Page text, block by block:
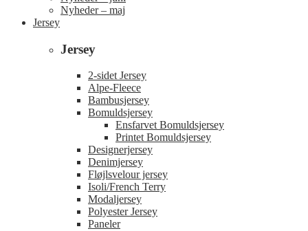
Nyheder – maj
Jersey
Jersey
2-sidet Jersey
Alpe-Fleece
Bambusjersey
Bomuldsjersey
Ensfarvet Bomuldsjersey
Printet Bomuldsjersey
Designerjersey
Denimjersey
Fløjlsvelour jersey
Isoli/French Terry
Modaljersey
Polyester Jersey
Paneler